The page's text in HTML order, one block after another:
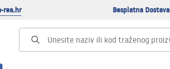
rea.hr Besplatna Dostava